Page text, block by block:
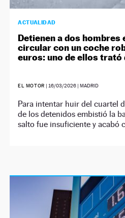
ACTUALIDAD
Detienen a dos hombres
circular con un coche
euros: uno de ellos trató
EL MOTOR | 16/03/2026 | MADRID
Para intentar huir del cuartel
de los detenidos embistió la
salto fue insuficiente y acabó